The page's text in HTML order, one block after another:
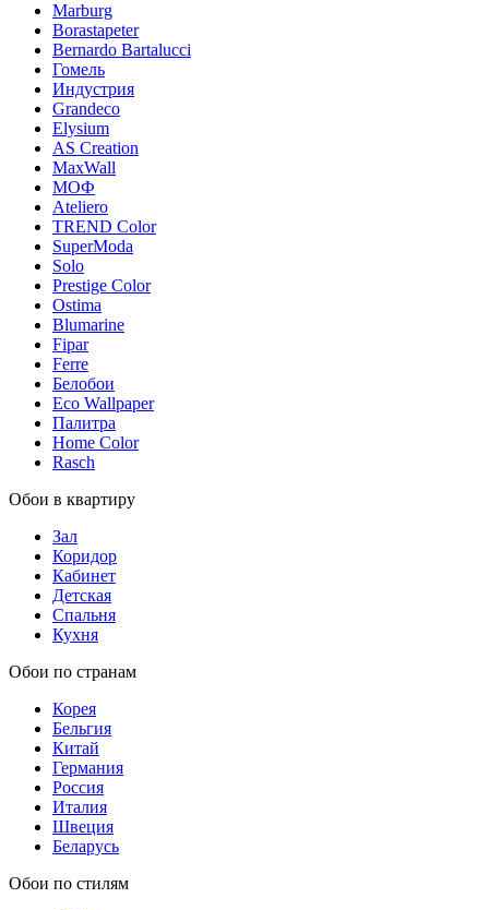
Marburg
Borastapeter
Bernardo Bartalucci
Гомель
Индустрия
Grandeco
Elysium
AS Creation
MaxWall
МОФ
Ateliero
TREND Color
SuperModa
Solo
Prestige Color
Ostima
Blumarine
Fipar
Ferre
Белобои
Eco Wallpaper
Палитра
Home Color
Rasch
Обои в квартиру
Зал
Коридор
Кабинет
Детская
Спальня
Кухня
Обои по странам
Корея
Бельгия
Китай
Германия
Россия
Италия
Швеция
Беларусь
Обои по стилям